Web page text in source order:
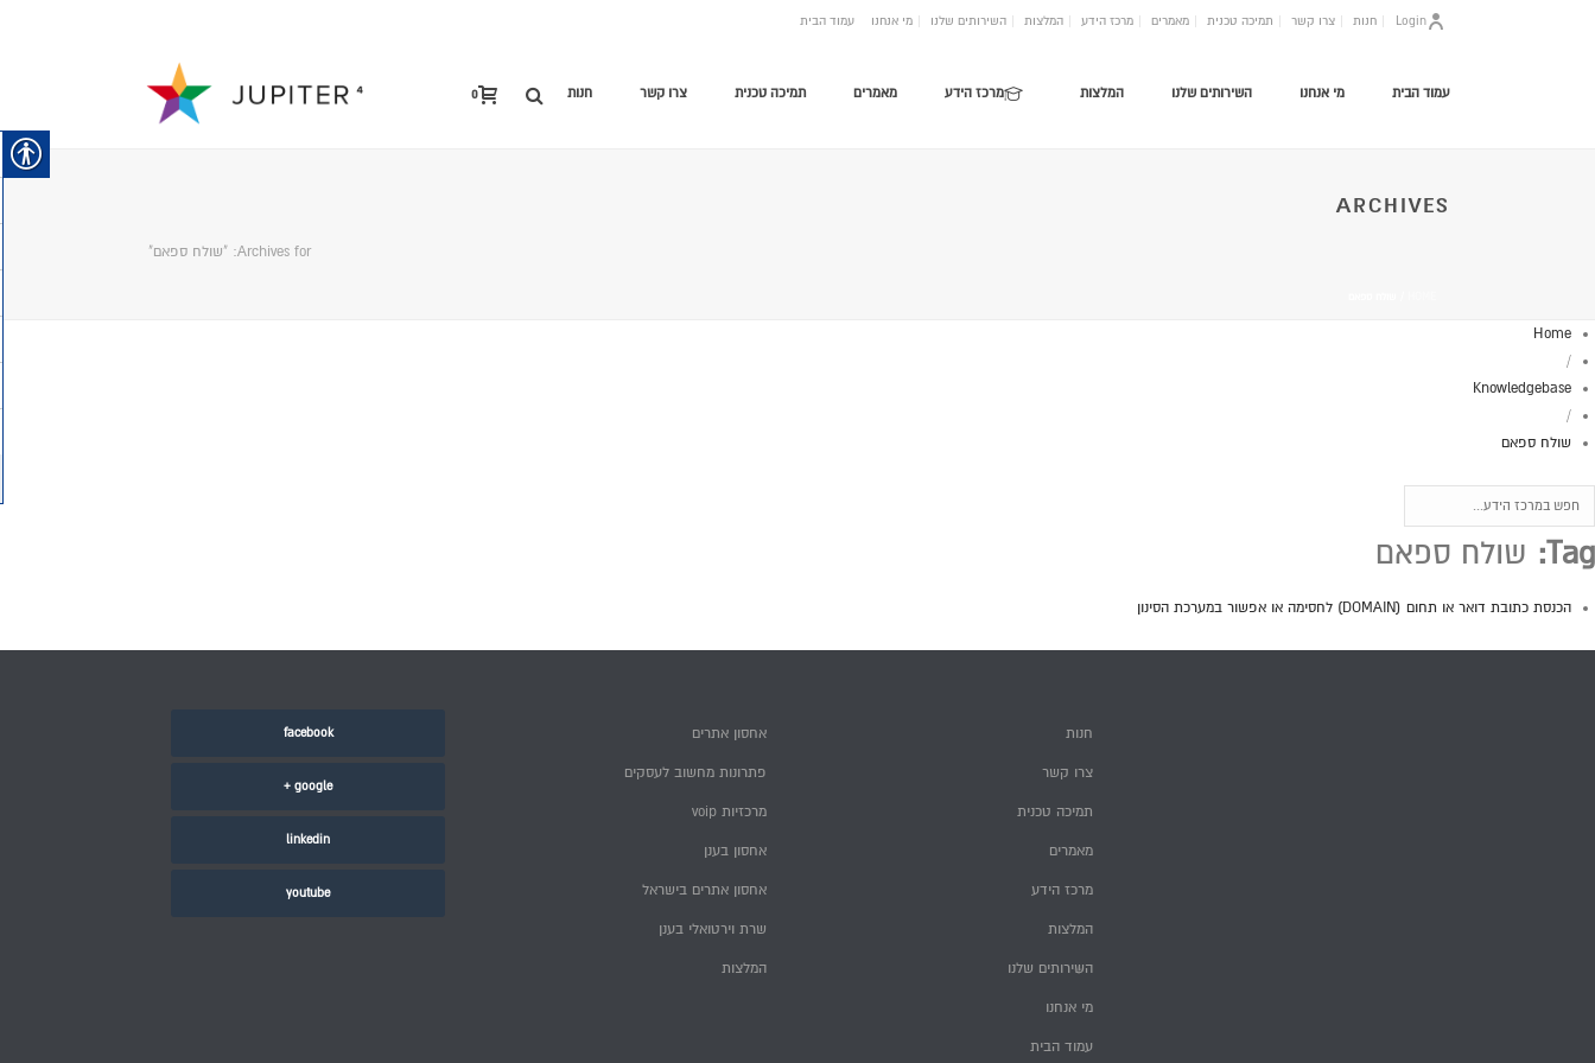
חנות צרו קשר תמיכה טכנית מאמרים מרכז הידע המלצות השירותים שלנו מי אנחנו עמוד הבית Login
חנות צרו קשר תמיכה טכנית מאמרים מרכז הידע המלצות השירותים שלנו מי אנחנו עמוד הבית 0
ARCHIVES
Archives for: "שולח ספאם"
Home
/
Knowledgebase
/
שולח ספאם
Tag: שולח ספאם
הכנסת כתובת דואר או תחום (DOMAIN) לחסימה או אפשור במערכת הסינון
facebook
google +
linkedin
youtube
אחסון אתרים
פתרונות מחשוב לעסקים
מרכזיות voip
אחסון בענן
אחסון אתרים בישראל
שרת וירטואלי בענן
המלצות
חנות
צרו קשר
תמיכה טכנית
מאמרים
מרכז הידע
המלצות
השירותים שלנו
מי אנחנו
עמוד הבית